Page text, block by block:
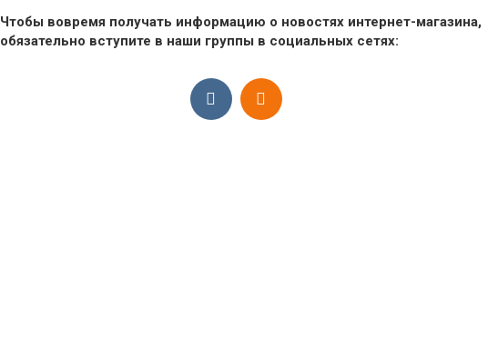
Чтобы вовремя получать информацию о новостях интернет-магазина,
обязательно вступите в наши группы в социальных сетях: